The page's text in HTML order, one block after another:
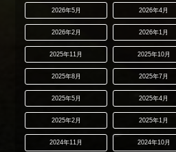
2026年5月 2026年4月
2026年2月 2026年1月
2025年11月 2025年10月
2025年8月 2025年7月
2025年5月 2025年4月
2025年2月 2025年1月
2024年11月 2024年10月